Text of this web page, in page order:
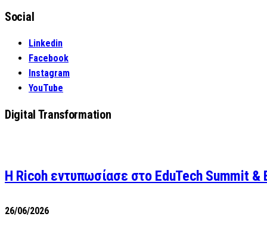
Social
Linkedin
Facebook
Instagram
YouTube
Digital Transformation
Η Ricoh εντυπωσίασε στο EduTech Summit &
26/06/2026